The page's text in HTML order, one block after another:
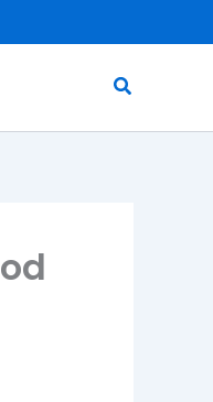
Search